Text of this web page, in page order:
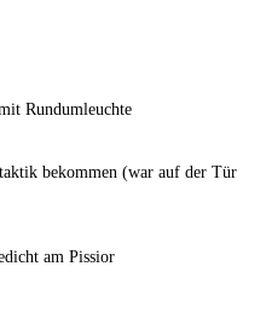
Rundumleuchte
bekommen (war auf der Tür
am Pissior